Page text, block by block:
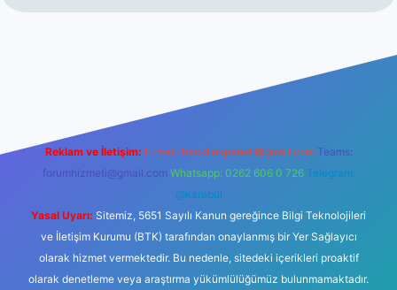
Reklam ve İletişim: E-mail: backlinkpaneli@gmail.com Teams:
forumhizmeti@gmail.com Whatsapp: 0262 606 0 726 Telegram:
@karabul
Yasal Uyarı: Sitemiz, 5651 Sayılı Kanun gereğince Bilgi Teknolojileri
ve İletişim Kurumu (BTK) tarafından onaylanmış bir Yer Sağlayıcı
olarak hizmet vermektedir. Bu nedenle, sitedeki içerikleri proaktif
olarak denetleme veya araştırma yükümlülüğümüz bulunmamaktadır.